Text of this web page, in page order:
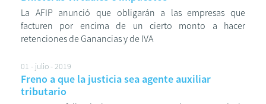
La AFIP anunció que obligarán a las empresas que
facturen por encima de un cierto monto a hacer
retenciones de Ganancias y de IVA
01 - julio - 2019
Freno a que la justicia sea agente auxiliar
tributario